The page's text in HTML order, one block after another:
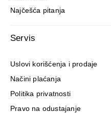
Najčešća pitanja
Servis
Uslovi korišćenja i prodaje
Načini plaćanja
Politika privatnosti
Pravo na odustajanje